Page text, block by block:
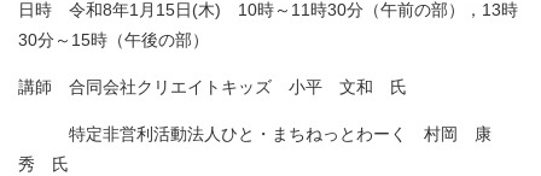
日時 令和8年1月15日(木) 10時～11時30分（午前の部），13時
30分～15時（午後の部）
講師 合同会社クリエイトキッズ 小平 文和 氏
特定非営利活動法人ひと・まちねっとわーく 村岡 康
秀 氏